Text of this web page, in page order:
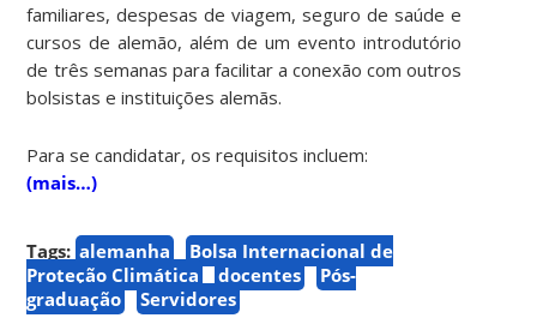
familiares, despesas de viagem, seguro de saúde e
cursos de alemão, além de um evento introdutório
de três semanas para facilitar a conexão com outros
bolsistas e instituições alemãs.
Para se candidatar, os requisitos incluem:
(mais…)
Tags: alemanha
Bolsa Internacional de
Proteção Climática
docentes
Pós-
graduação
Servidores